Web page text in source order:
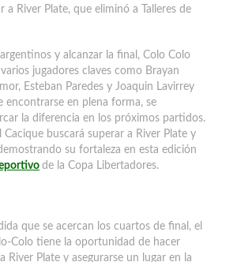
a River Plate, que eliminó a Talleres de
y alcanzar la final, Colo Colo
jugadores claves como Brayan
Esteban Paredes y Joaquin Lavirrey
encontrarse en plena forma, se
la diferencia en los próximos partidos.
Cacique buscará superar a River Plate y
su fortaleza en esta edición
de la Copa Libertadores.
que se acercan los cuartos de final, el
Colo tiene la oportunidad de hacer
River Plate y asegurarse un lugar en la